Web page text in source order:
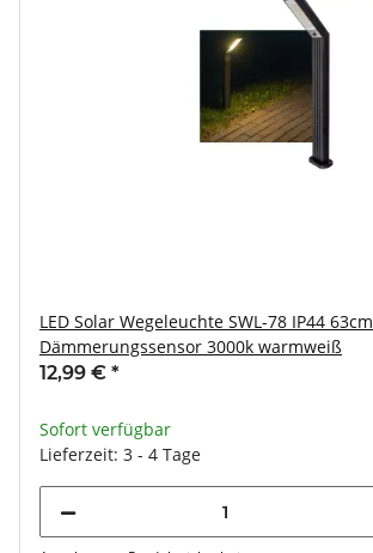
LED Solar Wegeleuchte SWL-78 IP44 63cm
Dämmerungssensor 3000k warmweiß
12,99 € *
Sofort verfügbar
Lieferzeit: 3 - 4 Tage